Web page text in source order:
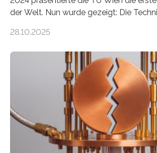
der Welt. Nun wurde gezeigt: Die
fundamentalen Physik nachzugehen.
Messungen verwenden. Das hatte man
vermutet, weltweit war nach den
Atomkern-Zuständen gesucht worden,
einem Team der TU Wien mit
internationaler Partner der
Der lange diskutierte Thorium-
gefunden. Kurz darauf konnte man
Thorium tatsächlich nutzen lässt, um
28.10.2025